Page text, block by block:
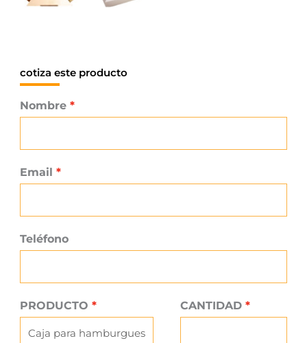
cotiza este producto
Nombre
Email
Teléfono
PRODUCTO CANTIDAD